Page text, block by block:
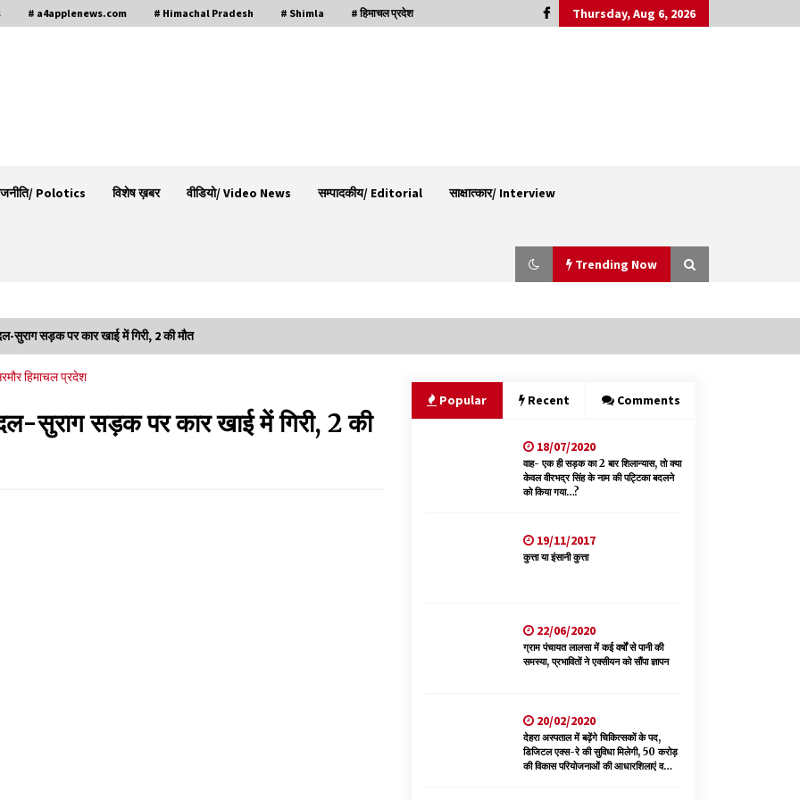
# a4applenews.com # Himachal Pradesh # Shimla # हिमाचल प्रदेश Thursday, Aug 6, 2026
Polotics विशेष ख़बर वीडियो/ Video News सम्पादकीय/ Editorial साक्षात्कार/ Interview
Trending Now
06/08/2026
देहरा पुलिस की बड़ी कार्रवाई- 90 लाख नकद और 2
करोड़के सोने के आभूषण बरामद, 7 आरोपी गिरफ्तार
05/08/2026
शिमला CM आवास ओकओवर घेराव में किया शक्ति प्रदर्शन
05/08/2026
जांच की मांग, भाजपा ने कहा- “हर पैसे का हिसाब जनता को
05/08/2026
सुराग सड़क पर कार खाई में गिरी, 2 की मौत
हिमाचल प्रदेश
सुराग सड़क पर कार खाई में गिरी, 2 की
Popular Recent Comments
18/07/2020
वाह- एक ही सड़क का 2 बार शिलान्यास, तो क्या
केवल वीरभद्र सिंह के नाम की पट्टिका बदलने
को किया गया…?
19/11/2017
कुत्ता या इंसानी कुत्ता
22/06/2020
ग्राम पंचायत लालसा में कई वर्षों से पानी की
समस्या, प्रभावितों ने एक्सीयन को सौंपा ज्ञापन
20/02/2020
देहरा अस्पताल में बढ़ेंगे चिकित्सकों के पद,
डिजिटल एक्स-रे की सुविधा मिलेगी, 50 करोड़
की विकास परियोजनाओं की आधारशिलाएं व